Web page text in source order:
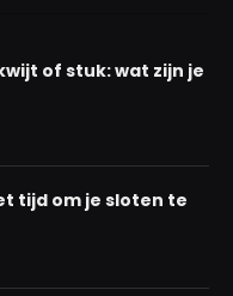
of stuk: wat zijn je
tijd om je sloten te